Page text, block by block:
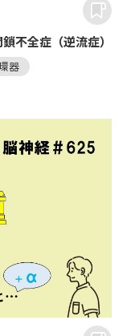
不全症（逆流症）
器